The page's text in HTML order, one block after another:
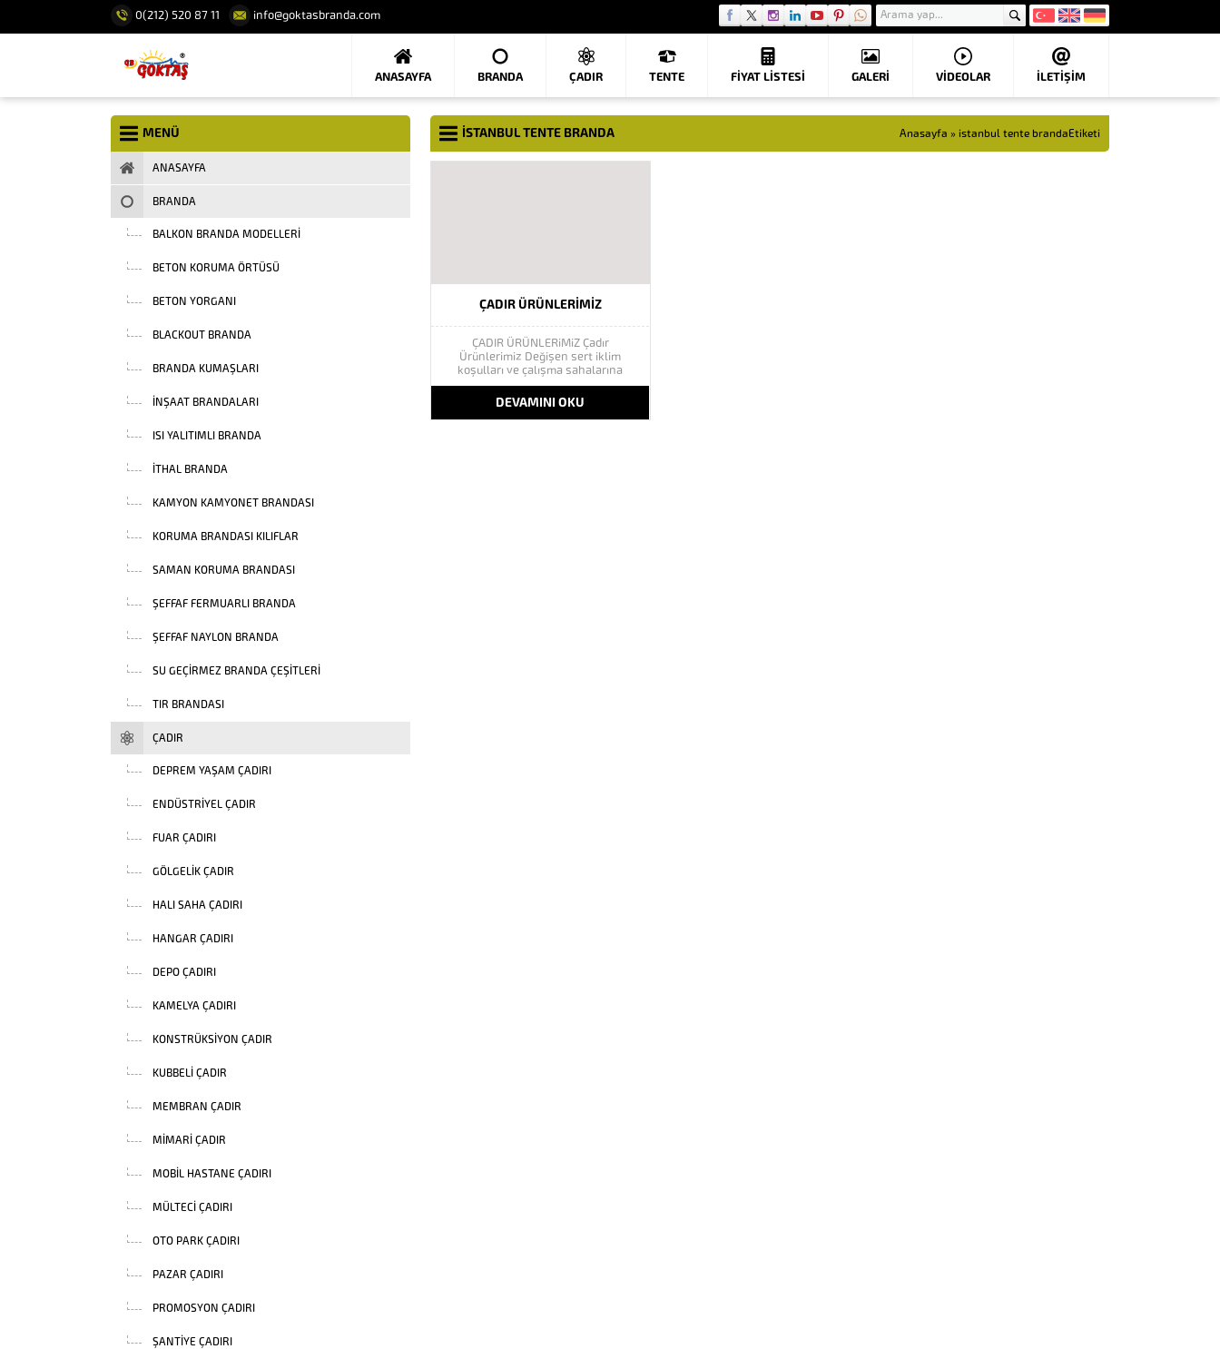
0(212) 520 87 11 info@goktasbranda.com
ANASAYFA BRANDA ÇADIR TENTE FIYAT LISTESI GALERİ VIDEOLAR İLETİŞİM
ISTANBUL TENTE BRANDA Anasayfa » istanbul tente brandaEtiketi
ÇADIR ÜRÜNLERIMIZ
ÇADIR ÜRÜNLERiMiZ Çadır
Ürünlerimiz Değişen sert iklim
koşulları ve çalışma sahalarına
uygun ortamlar oluşturmanın en
pratik yolu olarak kullanılan
şantiyeler birden fazla amaca hizmet
etmek için en uygun çözümlerdir.
DEVAMINI OKU
MENÜ
ANASAYFA
BRANDA
BALKON BRANDA MODELLERI
BETON KORUMA ÖRTÜSÜ
BETON YORGANI
BLACKOUT BRANDA
BRANDA KUMAŞLARI
INŞAAT BRANDALARI
ISI YALITIMLI BRANDA
İTHAL BRANDA
KAMYON KAMYONET BRANDASI
KORUMA BRANDASI KILIFLAR
SAMAN KORUMA BRANDASI
ŞEFFAF FERMUARLI BRANDA
ŞEFFAF NAYLON BRANDA
SU GEÇIRMEZ BRANDA ÇEŞITLERI
TIR BRANDASI
ÇADIR
DEPREM YAŞAM ÇADIRI
ENDÜSTRIYEL ÇADIR
FUAR ÇADIRI
GÖLGELIK ÇADIR
HALI SAHA ÇADIRI
HANGAR ÇADIRI
DEPO ÇADIRI
KAMELYA ÇADIRI
KONSTRÜKSIYON ÇADIR
KUBBELI ÇADIR
MEMBRAN ÇADIR
MIMARI ÇADIR
MOBIL HASTANE ÇADIRI
MÜLTECI ÇADIRI
OTO PARK ÇADIRI
PAZAR ÇADIRI
PROMOSYON ÇADIRI
ŞANTIYE ÇADIRI